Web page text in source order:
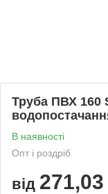
Труба ПВХ 160
В наявності
Опт і роздріб
від 271,03